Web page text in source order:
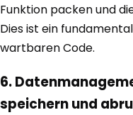
Funktion packen und
Dies ist ein
wartbaren Code.
6.
speichern und